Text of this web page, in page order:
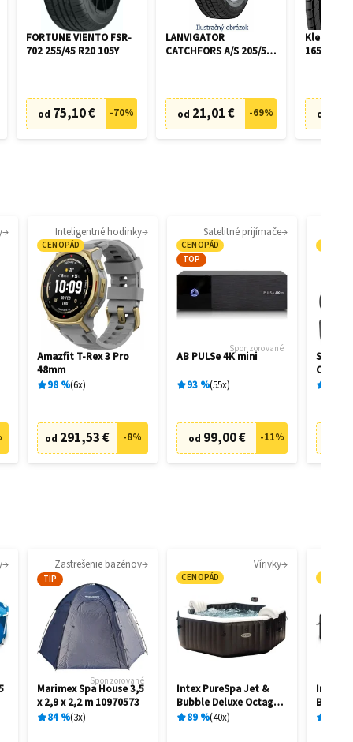
FORTUNE VIENTO FSR-
702 255/45 R20 105Y
od 75,10 € -70%
LANVIGATOR
CATCHFORS A/S 205/55
od 21,01 € -69%
Kleber
165/60
od
Inteligentné hodinky
CENOPÁD
Amazfit T-Rex 3 Pro
48mm
98 % 6x
od 291,53 € -8%
Satelitné prijímače
CENOPÁD
TOP
Sponzorované
AB PULSe 4K mini
93 % 55x
od 99,00 € -11%
Sony
C510
Zastrešenie bazénov
TIP
Sponzorované
Marimex Spa House 3,5
x 2,9 x 2,2 m 10970573
84% 3x
Vírivky
CENOPÁD
Intex PureSpa Jet &
Bubble Deluxe Octagon
28462
89 % 40x
Intex
Bubble
28458